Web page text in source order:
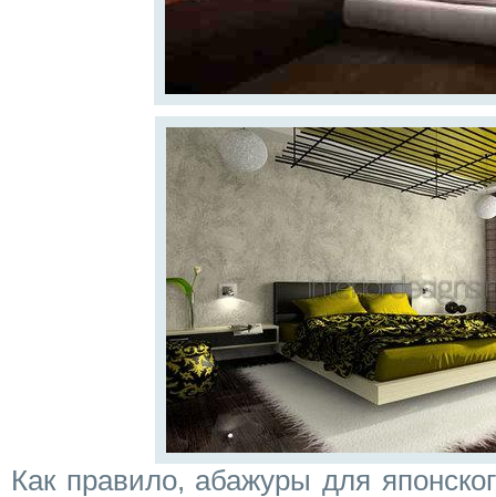
Как правило, абажуры для